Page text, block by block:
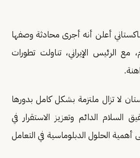
أعلن أنه أجرى محادثة وصفها
مع الرئيس الإيراني، تناولت تطورات
لا تزال ملتزمة بشكل كامل بدورها
الدائم وتعزيز الاستقرار في
الحلول الدبلوماسية في التعامل